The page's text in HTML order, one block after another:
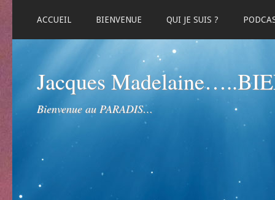
ACCUEIL BIENVENUE QUI JE SUIS ?
Jacques
Bienvenue au PARADIS…